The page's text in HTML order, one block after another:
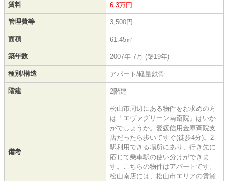
賃料 6.3万円
管理費等 3,500円
面積 61.45㎡
築年数 2007年 7月 (築19年)
種別/構造 アパート/軽量鉄骨
階建 2階建
備考
松山市周辺にある物件をお求めの方
は「エヴァグリーン南斎院」はいか
がでしょうか。愛媛信用金庫斉院支
店だったら歩いてすぐ(徒歩4分)。2
駅利用できる場所にあり、行き先に
応じて乗車駅の使い分けができま
す。こちらの物件はアパートです。
松山南店には、松山市エリアの賃貸